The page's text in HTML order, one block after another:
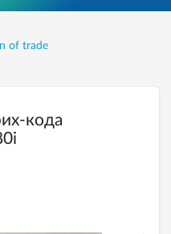
of trade
кода